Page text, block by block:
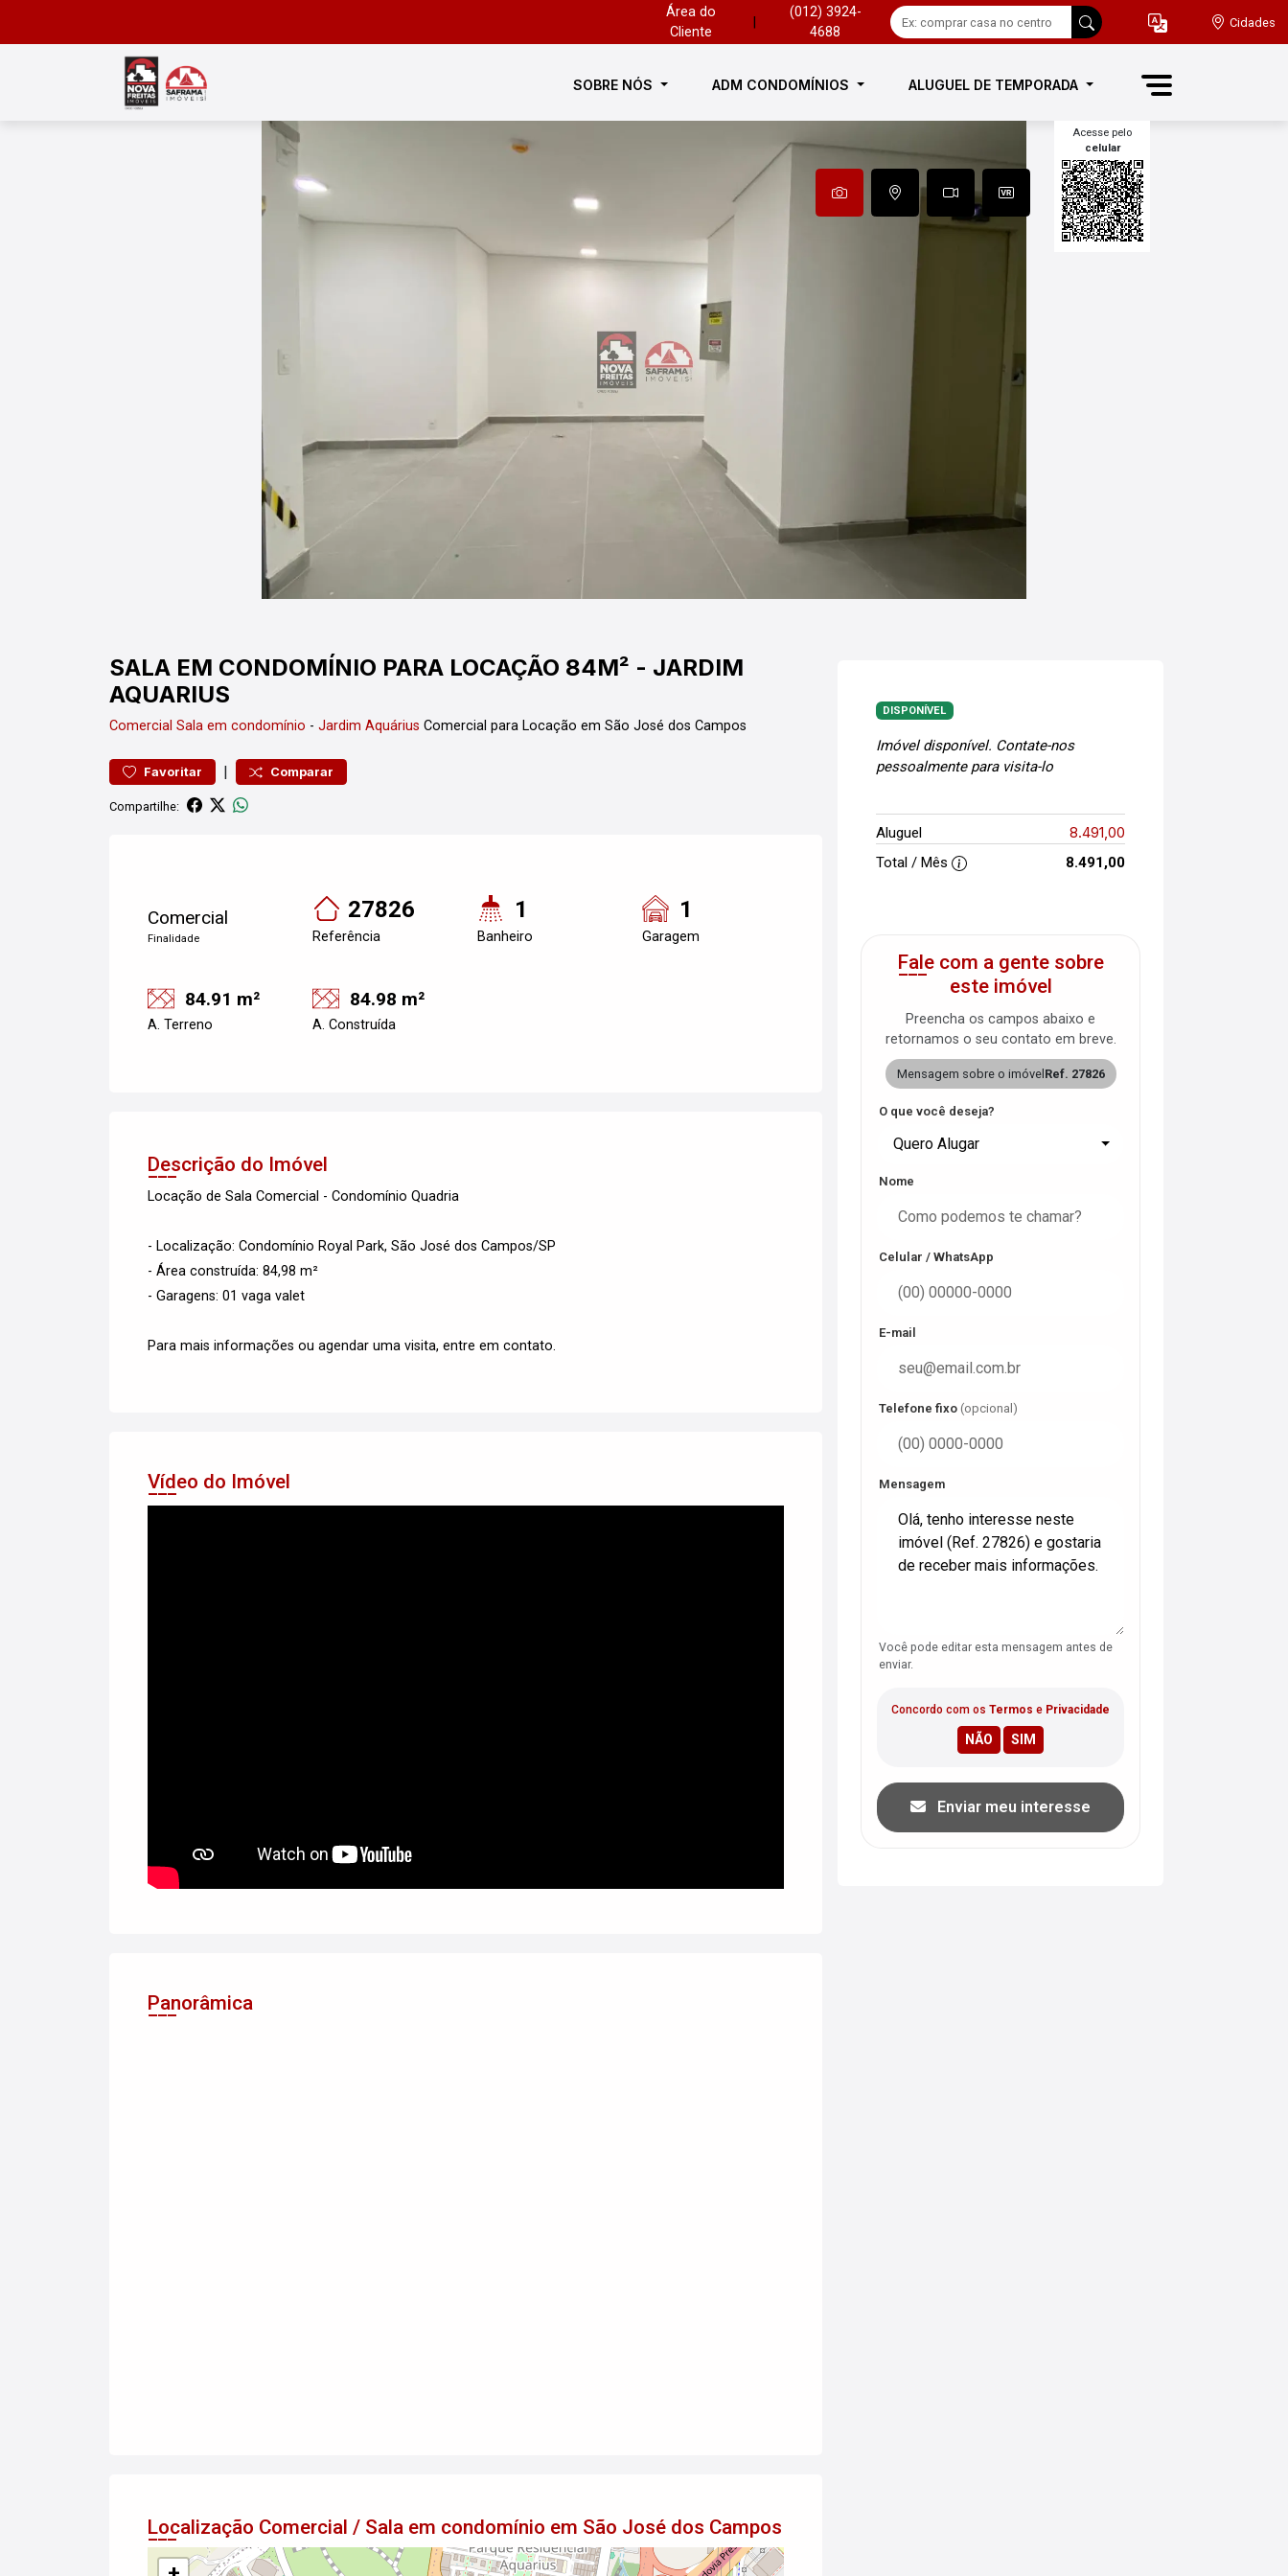
Área do
Cliente
(012) 3924-
4688
Cidades
SOBRE NÓS ADM CONDOMÍNIOS ALUGUEL DE TEMPORADA
Acesse pelo
celular
SALA EM CONDOMÍNIO PARA LOCAÇÃO 84M² - JARDIM
AQUARIUS
Comercial Sala em condomínio - Jardim Aquárius Comercial para Locação em São José dos Campos
Favoritar | Comparar
Compartilhe:
Comercial
Finalidade
27826
Referência
1
Banheiro
1
Garagem
84.91 m²
A. Terreno
84.98 m²
A. Construída
Descrição do Imóvel
Locação de Sala Comercial - Condomínio Quadria
- Localização: Condomínio Royal Park, São José dos Campos/SP
- Área construída: 84,98 m²
- Garagens: 01 vaga valet
Para mais informações ou agendar uma visita, entre em contato.
Vídeo do Imóvel
Panorâmica
Localização Comercial / Sala em condomínio em São José dos Campos
DISPONÍVEL
Imóvel disponível. Contate-nos
pessoalmente para visita-lo
Aluguel 8.491,00
Total / Mês 8.491,00
Fale com a gente sobre
este imóvel
Preencha os campos abaixo e
retornamos o seu contato em breve.
Mensagem sobre o imóvel Ref. 27826
O que você deseja?
Quero Alugar
Nome
Celular / WhatsApp
E-mail
Telefone fixo (opcional)
Mensagem
Você pode editar esta mensagem antes de
enviar.
Concordo com os Termos e Privacidade
Enviar meu interesse